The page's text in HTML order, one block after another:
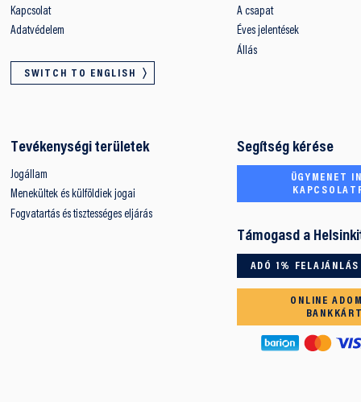
Kapcsolat
Adatvédelem
SWITCH TO ENGLISH
A csapat
Éves jelentések
Állás
Tevékenységi területek
Jogállam
Menekültek és külföldiek jogai
Fogvatartás és tisztességes eljárás
Segítség kérése
ÜGYMENET
Támogasd a
ADÓ 1% FELAJÁNLÁS
ONLINE